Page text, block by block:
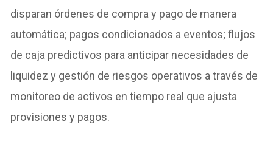
disparan órdenes de compra y pago de manera
automática; pagos condicionados a eventos; flujos
de caja predictivos para anticipar necesidades de
liquidez y gestión de riesgos operativos a través de
monitoreo de activos en tiempo real que ajusta
provisiones y pagos.